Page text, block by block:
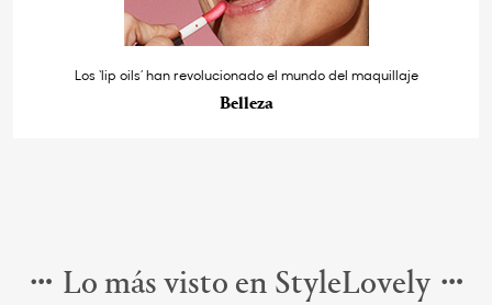
Los ‘lip oils’ han revolucionado el mundo del maquillaje
Belleza
Lo más visto en StyleLovely